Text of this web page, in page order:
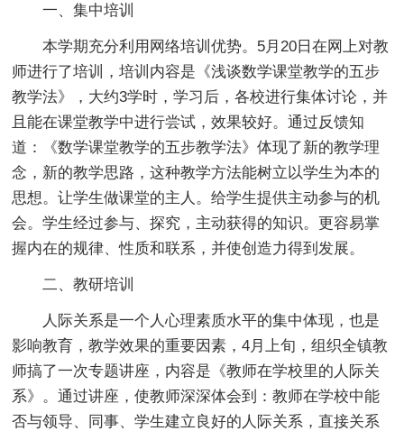
一、集中培训
本学期充分利用网络培训优势。5月20日在网上对教
师进行了培训，培训内容是《浅谈数学课堂教学的五步
教学法》，大约3学时，学习后，各校进行集体讨论，并
且能在课堂教学中进行尝试，效果较好。通过反馈知
道：《数学课堂教学的五步教学法》体现了新的教学理
念，新的教学思路，这种教学方法能树立以学生为本的
思想。让学生做课堂的主人。给学生提供主动参与的机
会。学生经过参与、探究，主动获得的知识。更容易掌
握内在的规律、性质和联系，并使创造力得到发展。
二、教研培训
人际关系是一个人心理素质水平的集中体现，也是
影响教育，教学效果的重要因素，4月上旬，组织全镇教
师搞了一次专题讲座，内容是《教师在学校里的人际关
系》。通过讲座，使教师深深体会到：教师在学校中能
否与领导、同事、学生建立良好的人际关系，直接关系